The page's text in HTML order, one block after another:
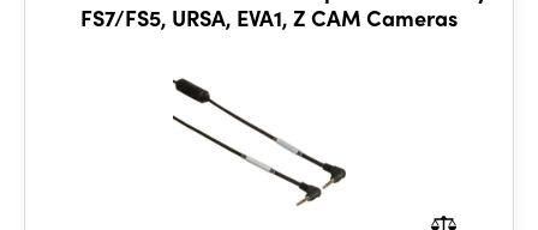
FS7/FS5, URSA, EVA1, Z CAM Cameras